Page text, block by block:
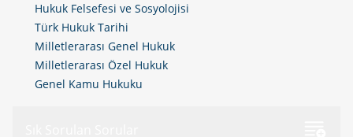
Hukuk Felsefesi ve Sosyolojisi
Türk Hukuk Tarihi
Milletlerarası Genel Hukuk
Milletlerarası Özel Hukuk
Genel Kamu Hukuku